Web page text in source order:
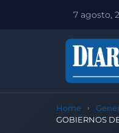
7 agosto,
Home
GOBIERNOS